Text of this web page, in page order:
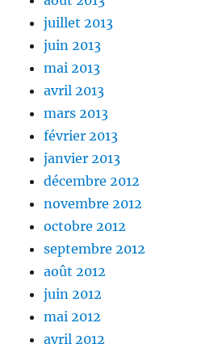
juillet 2013
juin 2013
mai 2013
avril 2013
mars 2013
février 2013
janvier 2013
décembre 2012
novembre 2012
octobre 2012
septembre 2012
août 2012
juin 2012
mai 2012
avril 2012